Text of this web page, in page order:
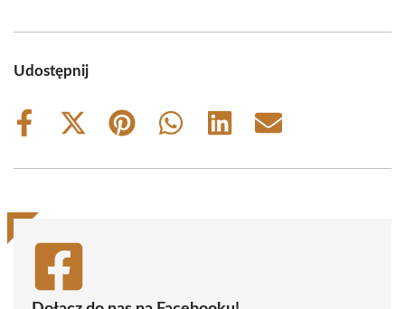
Udostępnij
Share
Share
(Twitter)
Share
Share
Share
Share